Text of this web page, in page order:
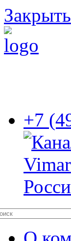
Закрыть
+7